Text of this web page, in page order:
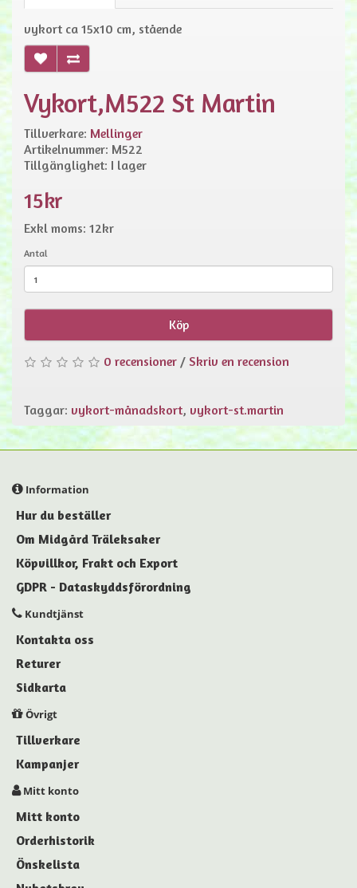
vykort ca 15x10 cm, stående
Vykort,M522 St Martin
Tillverkare: Mellinger
Artikelnummer: M522
Tillgänglighet: I lager
15kr
Exkl moms: 12kr
Antal
Köp
0 recensioner / Skriv en recension
Taggar: vykort-månadskort, vykort-st.martin
Information
Hur du beställer
Om Midgård Träleksaker
Köpvillkor, Frakt och Export
GDPR - Dataskyddsförordning
Kundtjänst
Kontakta oss
Returer
Sidkarta
Övrigt
Tillverkare
Kampanjer
Mitt konto
Mitt konto
Orderhistorik
Önskelista